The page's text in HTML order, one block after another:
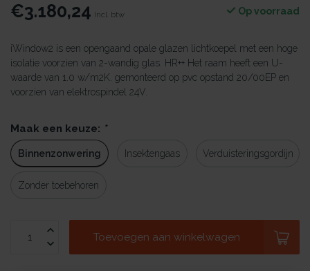
€3.180,24 Incl. btw Op voorraad
iWindow2 is een opengaand opale glazen lichtkoepel met een hoge
isolatie voorzien van 2-wandig glas. HR++ Het raam heeft een U-
waarde van 1.0 w/m2K. gemonteerd op pvc opstand 20/00EP en
voorzien van elektrospindel 24V.
Maak een keuze: *
Binnenzonwering Insektengaas Verduisteringsgordijn
Zonder toebehoren
Toevoegen aan winkelwagen